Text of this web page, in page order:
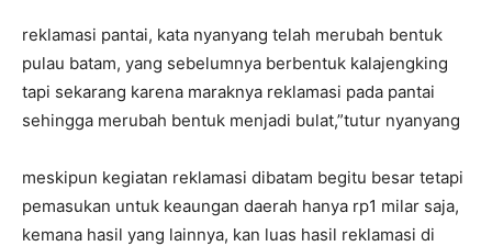
reklamasi pantai, kata nyanyang telah merubah bentuk
pulau batam, yang sebelumnya berbentuk kalajengking
tapi sekarang karena maraknya reklamasi pada pantai
sehingga merubah bentuk menjadi bulat,”tutur nyanyang
meskipun kegiatan reklamasi dibatam begitu besar tetapi
pemasukan untuk keaungan daerah hanya rp1 milar saja,
kemana hasil yang lainnya, kan luas hasil reklamasi di